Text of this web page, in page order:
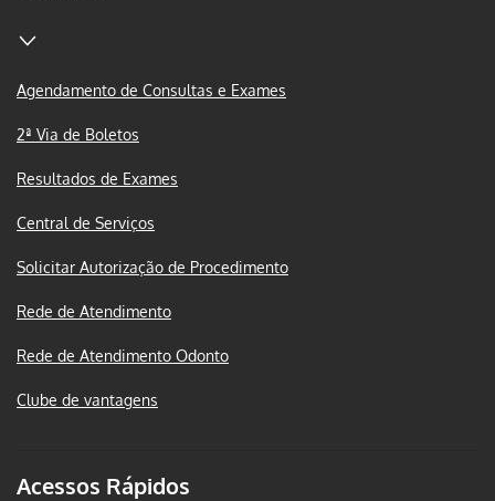
Agendamento de Consultas e Exames
2ª Via de Boletos
Resultados de Exames
Central de Serviços
Solicitar Autorização de Procedimento
Rede de Atendimento
Rede de Atendimento Odonto
Clube de vantagens
Acessos Rápidos